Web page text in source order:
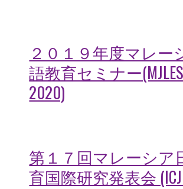
２０１９年度マレー
語教育セミナー
2020)
第１７回マレーシア
育国際研究発表会